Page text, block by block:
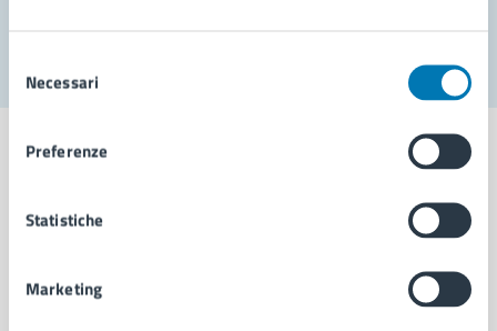
delNecessari
Preferenze
Statistiche
Marketing
Comune di Napoli
AMMINISTRAZIONE